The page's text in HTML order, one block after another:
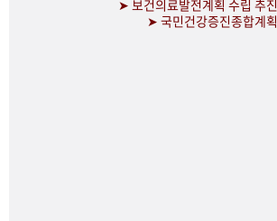
➤ 보건의료발전계획 수립 추진
➤ 국민건강증진종합계획